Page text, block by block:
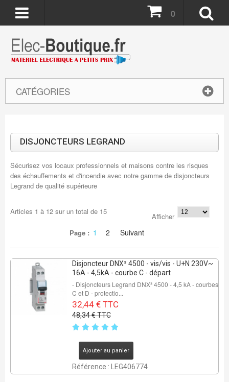
CATÉGORIES
0
DISJONCTEURS LEGRAND
Sécurisez vos locaux professionnels et maisons contre les risques
des échauffements et d'incendie avec notre gamme de disjoncteurs
Legrand de qualité supérieure
Articles 1 à 12sur un total de 15
Afficher
Page : 1 2 Suivant
Disjoncteur DNX³ 4500 - vis/vis - U+N 230V~
16A - 4,5kA - courbe C - départ
- Disjoncteurs Legrand DNX³ 4500 - 4,5 kA - courbes
C et D - protectio...
32,44 € TTC
48,34 € TTC
Ajouter au panier
Référence : LEG406774